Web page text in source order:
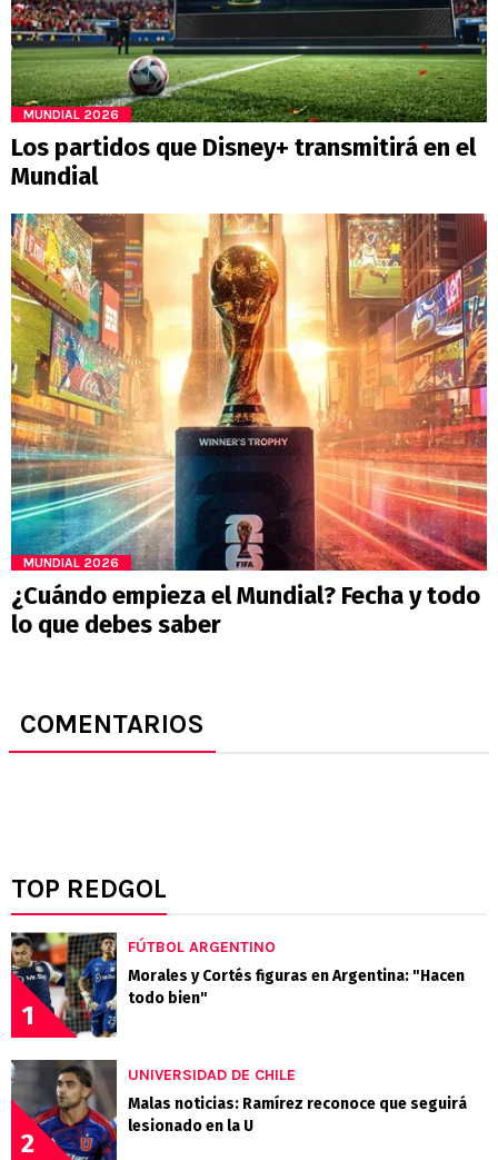
MUNDIAL 2026
Los partidos que Disney+ transmitirá en el
Mundial
MUNDIAL 2026
¿Cuándo empieza el Mundial? Fecha y todo
lo que debes saber
COMENTARIOS
TOP REDGOL
1
FÚTBOL ARGENTINO
Morales y Cortés figuras en Argentina: "Hacen
todo bien"
2
UNIVERSIDAD DE CHILE
Malas noticias: Ramírez reconoce que seguirá
lesionado en la U